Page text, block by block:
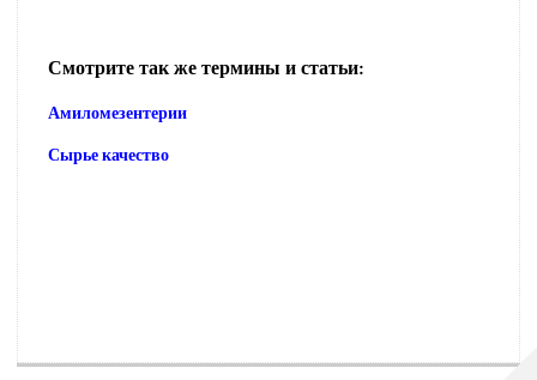
Смотрите так же термины и статьи:
Амиломезентерии
Сырье качество